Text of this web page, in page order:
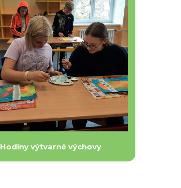
Hodiny výtvarné výchovy